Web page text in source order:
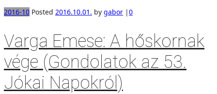
2016-10 Posted 2016.10.01. by gabor |0
Varga Emese: A hőskornak
vége (Gondolatok az 53.
Jókai Napokról)